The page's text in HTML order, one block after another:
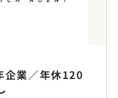
企業／年休120